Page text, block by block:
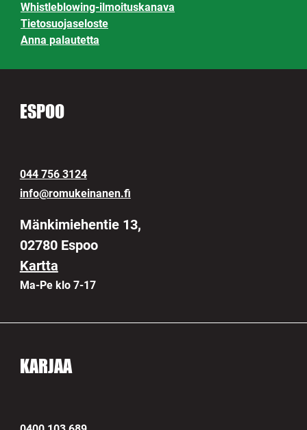
Whistleblowing-ilmoituskanava
Tietosuojaseloste
Anna palautetta
ESPOO
044 756 3124
info@romukeinanen.fi
Mänkimiehentie 13,
02780 Espoo
Kartta
Ma-Pe klo 7-17
KARJAA